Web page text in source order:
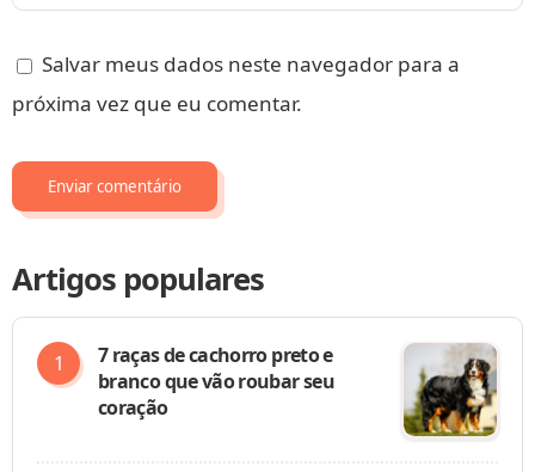
Salvar meus dados neste navegador para a
próxima vez que eu comentar.
Artigos populares
7 raças de cachorro preto e
branco que vão roubar seu
coração